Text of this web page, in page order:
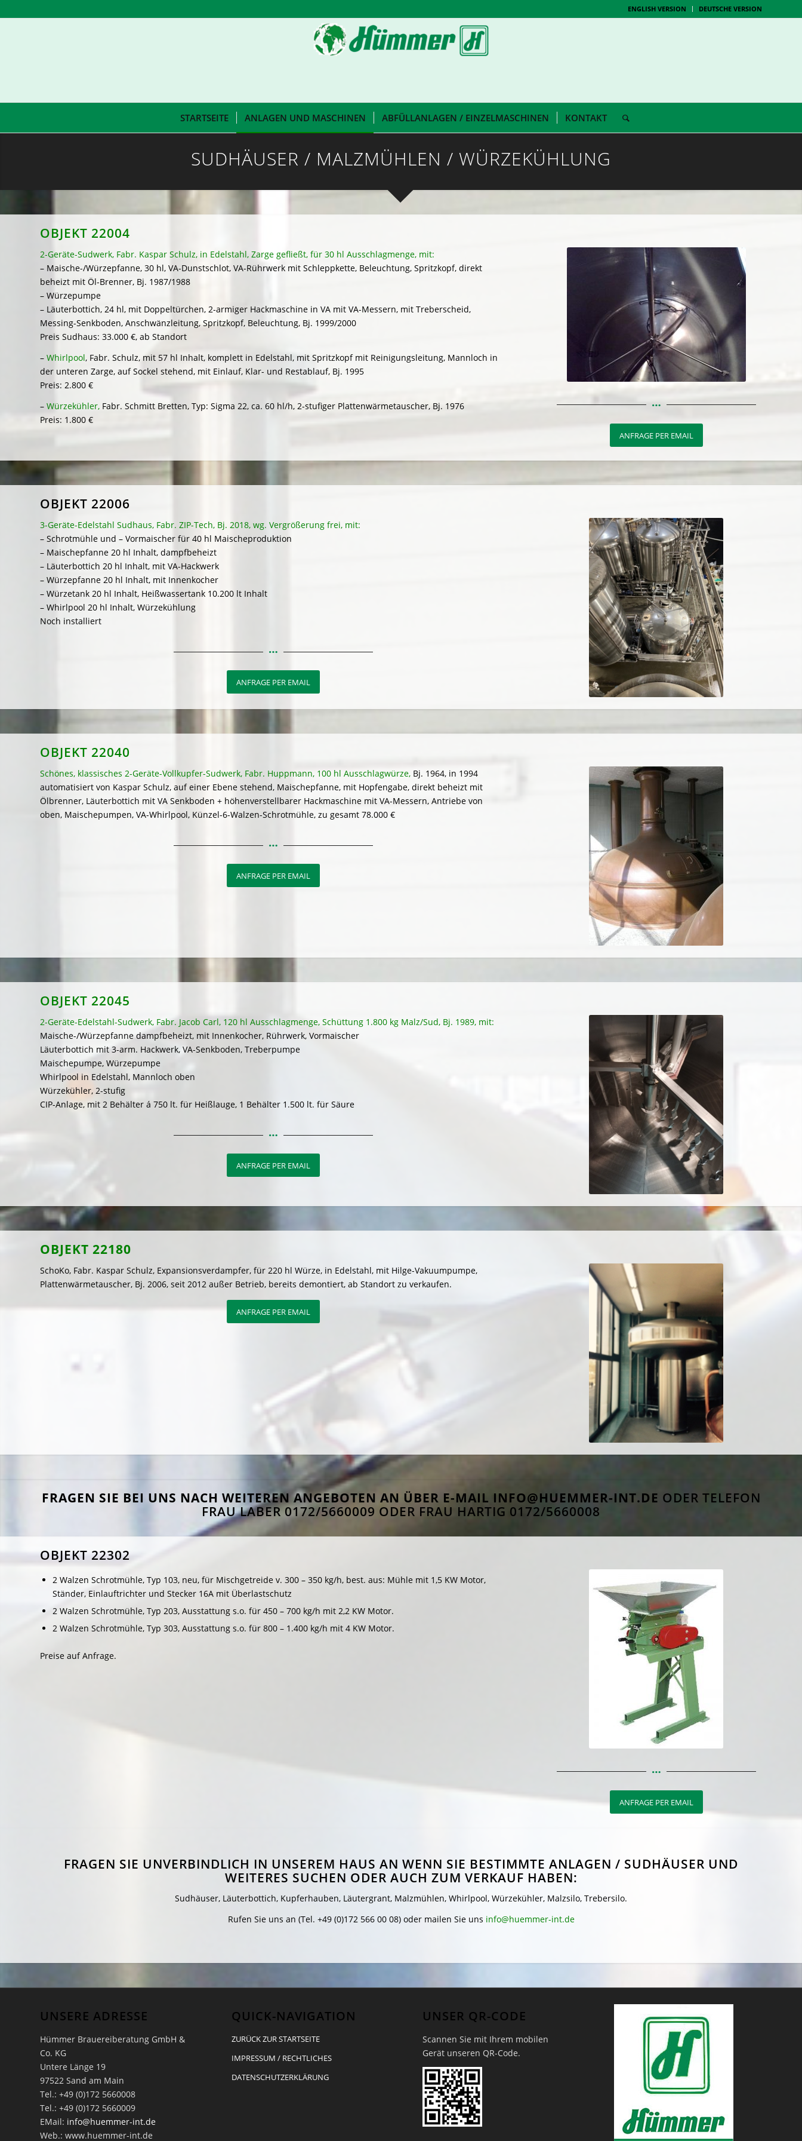
ENGLISH VERSION DEUTSCHE VERSION
STARTSEITE ANLAGEN UND MASCHINEN ABFÜLLANLAGEN / EINZELMASCHINEN KONTAKT
SUDHÄUSER / MALZMÜHLEN / WÜRZEKÜHLUNG
OBJEKT 22004
2-Geräte-Sudwerk, Fabr. Kaspar Schulz, in Edelstahl, Zarge gefließt, für 30 hl Ausschlagmenge, mit:
– Maische-/Würzepfanne, 30 hl, VA-Dunstschlot, VA-Rührwerk mit Schleppkette, Beleuchtung, Spritzkopf, direkt
beheizt mit Öl-Brenner, Bj. 1987/1988
– Würzepumpe
– Läuterbottich, 24 hl, mit Doppeltürchen, 2-armiger Hackmaschine in VA mit VA-Messern, mit Treberscheid,
Messing-Senkboden, Anschwänzleitung, Spritzkopf, Beleuchtung, Bj. 1999/2000
Preis Sudhaus: 33.000 €, ab Standort
– Whirlpool, Fabr. Schulz, mit 57 hl Inhalt, komplett in Edelstahl, mit Spritzkopf mit Reinigungsleitung, Mannloch in
der unteren Zarge, auf Sockel stehend, mit Einlauf, Klar- und Restablauf, Bj. 1995
Preis: 2.800 €
– Würzekühler, Fabr. Schmitt Bretten, Typ: Sigma 22, ca. 60 hl/h, 2-stufiger Plattenwärmetauscher, Bj. 1976
Preis: 1.800 €
ANFRAGE PER EMAIL
OBJEKT 22006
3-Geräte-Edelstahl Sudhaus, Fabr. ZIP-Tech, Bj. 2018, wg. Vergrößerung frei, mit:
– Schrotmühle und – Vormaischer für 40 hl Maischeproduktion
– Maischepfanne 20 hl Inhalt, dampfbeheizt
– Läuterbottich 20 hl Inhalt, mit VA-Hackwerk
– Würzepfanne 20 hl Inhalt, mit Innenkocher
– Würzetank 20 hl Inhalt, Heißwassertank 10.200 lt Inhalt
– Whirlpool 20 hl Inhalt, Würzekühlung
Noch installiert
ANFRAGE PER EMAIL
OBJEKT 22040
Schönes, klassisches 2-Geräte-Vollkupfer-Sudwerk, Fabr. Huppmann, 100 hl Ausschlagwürze, Bj. 1964, in 1994
automatisiert von Kaspar Schulz, auf einer Ebene stehend, Maischepfanne, mit Hopfengabe, direkt beheizt mit
Ölbrenner, Läuterbottich mit VA Senkboden + höhenverstellbarer Hackmaschine mit VA-Messern, Antriebe von
oben, Maischepumpen, VA-Whirlpool, Künzel-6-Walzen-Schrotmühle, zu gesamt 78.000 €
ANFRAGE PER EMAIL
OBJEKT 22045
2-Geräte-Edelstahl-Sudwerk, Fabr. Jacob Carl, 120 hl Ausschlagmenge, Schüttung 1.800 kg Malz/Sud, Bj. 1989, mit:
Maische-/Würzepfanne dampfbeheizt, mit Innenkocher, Rührwerk, Vormaischer
Läuterbottich mit 3-arm. Hackwerk, VA-Senkboden, Treberpumpe
Maischepumpe, Würzepumpe
Whirlpool in Edelstahl, Mannloch oben
Würzekühler, 2-stufig
CIP-Anlage, mit 2 Behälter á 750 lt. für Heißlauge, 1 Behälter 1.500 lt. für Säure
ANFRAGE PER EMAIL
OBJEKT 22180
SchoKo, Fabr. Kaspar Schulz, Expansionsverdampfer, für 220 hl Würze, in Edelstahl, mit Hilge-Vakuumpumpe,
Plattenwärmetauscher, Bj. 2006, seit 2012 außer Betrieb, bereits demontiert, ab Standort zu verkaufen.
ANFRAGE PER EMAIL
FRAGEN SIE BEI UNS NACH WEITEREN ANGEBOTEN AN ÜBER E-MAIL INFO@HUEMMER-INT.DE ODER TELEFON
FRAU LABER 0172/5660009 ODER FRAU HARTIG 0172/5660008
OBJEKT 22302
2 Walzen Schrotmühle, Typ 103, neu, für Mischgetreide v. 300 – 350 kg/h, best. aus: Mühle mit 1,5 KW Motor,
Ständer, Einlauftrichter und Stecker 16A mit Überlastschutz
2 Walzen Schrotmühle, Typ 203, Ausstattung s.o. für 450 – 700 kg/h mit 2,2 KW Motor.
2 Walzen Schrotmühle, Typ 303, Ausstattung s.o. für 800 – 1.400 kg/h mit 4 KW Motor.
Preise auf Anfrage.
ANFRAGE PER EMAIL
FRAGEN SIE UNVERBINDLICH IN UNSEREM HAUS AN WENN SIE BESTIMMTE ANLAGEN / SUDHÄUSER UND
WEITERES SUCHEN ODER AUCH ZUM VERKAUF HABEN:
Sudhäuser, Läuterbottich, Kupferhauben, Läutergrant, Malzmühlen, Whirlpool, Würzekühler, Malzsilo, Trebersilo.
Rufen Sie uns an (Tel. +49 (0)172 566 00 08) oder mailen Sie uns info@huemmer-int.de
UNSERE ADRESSE
Hümmer Brauereiberatung GmbH &
Co. KG
Untere Länge 19
97522 Sand am Main
Tel.: +49 (0)172 5660008
Tel.: +49 (0)172 5660009
EMail: info@huemmer-int.de
Web.: www.huemmer-int.de
QUICK-NAVIGATION
ZURÜCK ZUR STARTSEITE
IMPRESSUM / RECHTLICHES
DATENSCHUTZERKLÄRUNG
UNSER QR-CODE
Scannen Sie mit Ihrem mobilen
Gerät unseren QR-Code.